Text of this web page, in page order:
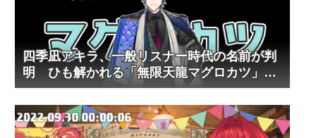
四季凪アキラ、一般リスナー時代の名前が判
明 ひも解かれる「無限天龍マグロカツ」の
歩み